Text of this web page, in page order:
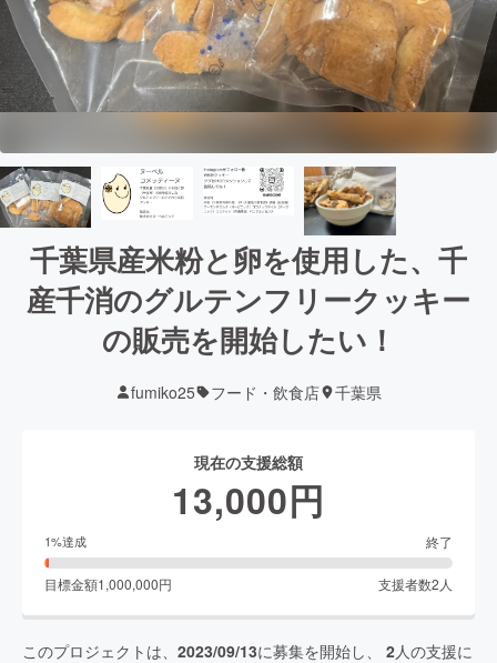
千葉県産米粉と卵を使用した、千
産千消のグルテンフリークッキー
の販売を開始したい！
fumiko25 フード・飲食店 千葉県
現在の支援総額
13,000円
1%達成 終了
目標金額1,000,000円 支援者数2 人
このプロジェクトは、 2023/09/13に募集を開始し、 2人の支援に